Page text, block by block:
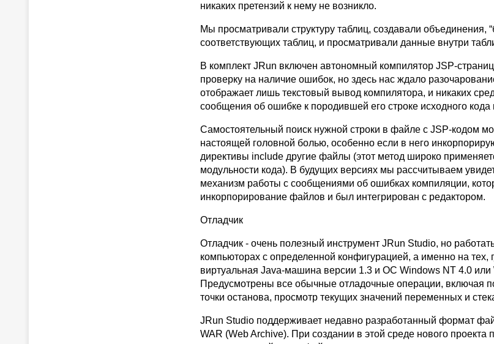
никаких претензий к нему не возникло.
Мы просматривали структуру таблиц, создавали объединения,
соответствующих таблиц, и просматривали данные внутри
В комплект JRun включен автономный компилятор JSP-
проверку на наличие ошибок, но здесь нас ждало
отображает лишь текстовый вывод компилятора, и никаких
сообщения об ошибке к породившей его строке исходного кода
Самостоятельный поиск нужной строки в файле с JSP-кодом
настоящей головной болью, особенно если в него
директивы include другие файлы (этот метод широко
модульности кода). В будущих версиях мы рассчитываем
механизм работы с сообщениями об ошибках компиляции,
инкорпорирование файлов и был интегрирован с редактором.
Отладчик
Отладчик - очень полезный инструмент JRun Studio, но
компьюторах с определенной конфигурацией, а именно на тех,
виртуальная Java-машина версии 1.3 и ОС Windows NT 4.0 или
Предусмотрены все обычные отладочные операции, включая
точки останова, просмотр текущих значений переменных и
JRun Studio поддерживает недавно разработанный формат
WAR (Web Archive). При создании в этой среде нового проекта